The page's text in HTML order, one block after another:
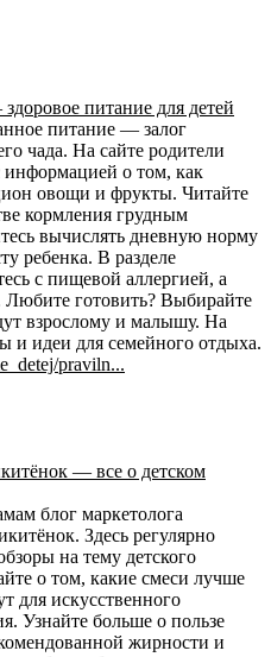
питание для детей
питание — залог
чада. На сайте родители
информацией о том, как
овощи и фрукты. Читайте
кормления грудным
вычислять дневную норму
ребенка. В разделе
с пищевой аллергией, а
Любите готовить? Выбирайте
взрослому и малышу. На
и идеи для семейного отдыха.
praviln...
— все о детском
блог маркетолога
Здесь регулярно
на тему детского
о том, какие смеси лучше
для искусственного
Узнайте больше о пользе
жирности и